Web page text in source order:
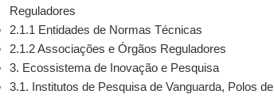
Reguladores
2.1.1 Entidades de Normas Técnicas
2.1.2 Associações e Órgãos Reguladores
3. Ecossistema de Inovação e Pesquisa
3.1. Institutos de Pesquisa de Vanguarda, Polos de